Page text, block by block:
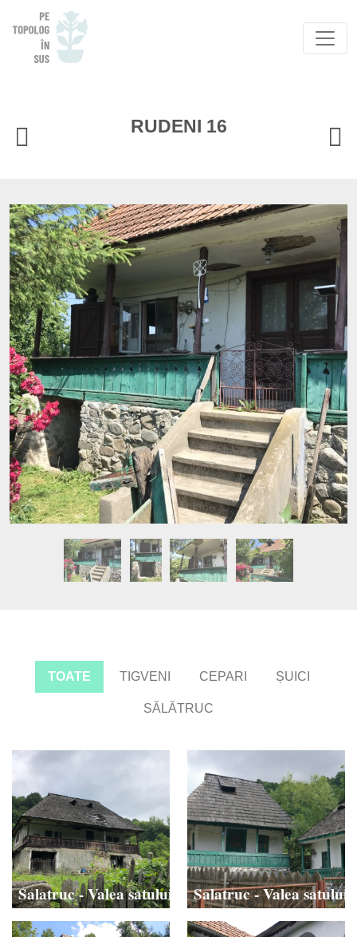
CASA PRECEDENTA
RUDENI 16
TOATE TIGVENI CEPARI ȘUICI
SĂLĂTRUC
Salatruc - Valea satului Salatruc - Valea satului